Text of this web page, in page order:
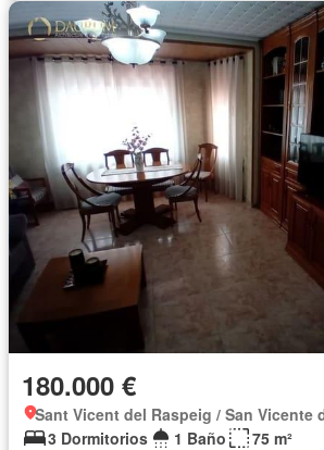
180.000 €
3 Dormitorios
1 Baño
75 m²